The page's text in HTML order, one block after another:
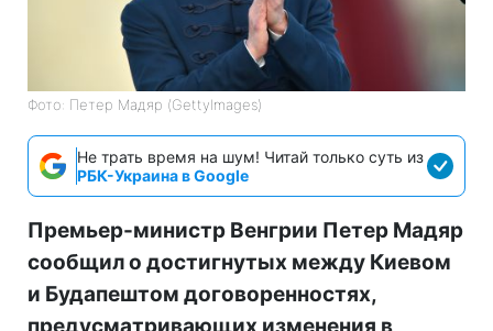
Фото: Петер Мадяр (GettyImages)
Не трать время на шум! Читай только суть из
РБК-Украина в Google
Премьер-министр Венгрии Петер Мадяр
сообщил о достигнутых между Киевом
и Будапештом договоренностях,
предусматривающих изменения в